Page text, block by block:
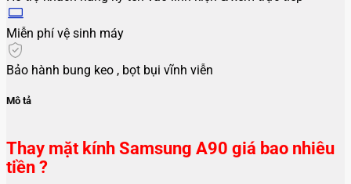
Miễn phí vệ sinh máy
Bảo hành bung keo , bọt bụi vĩnh viễn
Mô tả
Thay mặt kính Samsung A90 giá bao nhiêu
tiền ?